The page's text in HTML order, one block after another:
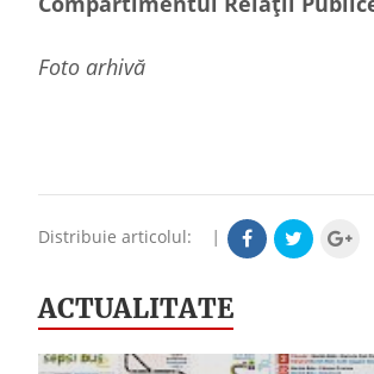
Foto arhivă
Distribuie articolul: |
ACTUALITATE